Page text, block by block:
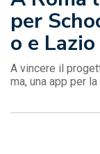
per
o e
A vincere il
ma, una app per